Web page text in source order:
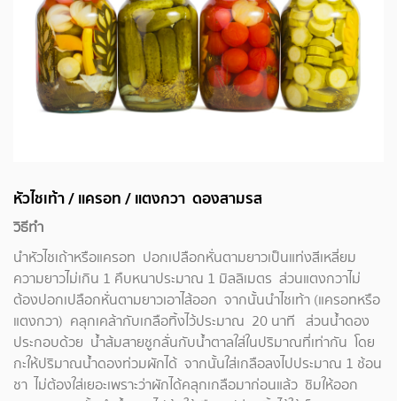
หัวไชเท้า / แครอท / แตงกวา ดองสามรส
วิธีทำ
นำหัวไชเถ้าหรือแครอท ปอกเปลือกหั่นตามยาวเป็นแท่งสีเหลี่ยม
ความยาวไม่เกิน 1 คืบหนาประมาณ 1 มิลลิเมตร ส่วนแตงกวาไม่
ต้องปอกเปลือกหั่นตามยาวเอาไส้ออก จากนั้นนำไชเท้า (แครอทหรือ
แตงกวา) คลุกเคล้ากับเกลือทิ้งไว้ประมาณ 20 นาที ส่วนน้ำดอง
ประกอบด้วย น้ำส้มสายชูกลั่นกับน้ำตาลใส่ในปริมาณที่เท่ากัน โดย
กะให้ปริมาณน้ำดองท่วมผักได้ จากนั้นใส่เกลือลงไปประมาณ 1 ช้อน
ชา ไม่ต้องใส่เยอะเพราะว่าผักได้คลุกเกลือมาก่อนแล้ว ชิมให้ออก